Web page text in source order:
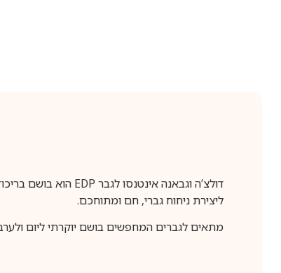
ליצירת ניחוח גברי, חם ומתוחכם.
מתאים לגברים המחפשים בושם יוקרתי ליום